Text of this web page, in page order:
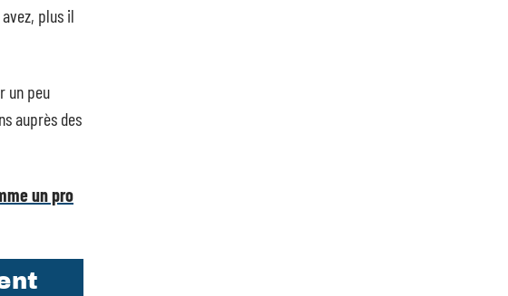
plus il
un peu
auprès des
un pro